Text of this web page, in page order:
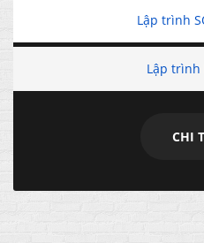
Lập trình
Lập trình
CHI